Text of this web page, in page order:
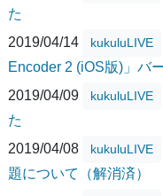
た
2019/04/14
kukuluLIVE
Encoder 2 (iOS版)」バ
2019/04/09
kukuluLIVE
た
2019/04/08
kukuluLIVE
題について（解消済）